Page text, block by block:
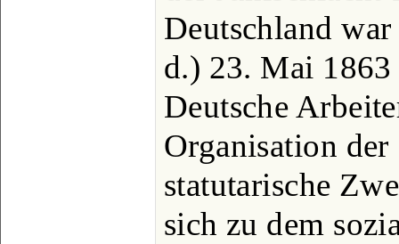
Deutschland
d.) 23. Mai
Deutsche
Organisation
statutarische
sich zu dem